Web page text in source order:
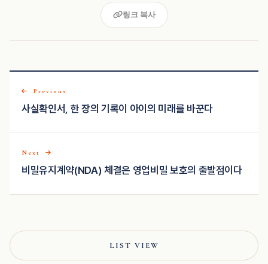
링크 복사
Previous
사실확인서, 한 장의 기록이 아이의 미래를 바꾼다
Next
비밀유지계약(NDA) 체결은 영업비밀 보호의 출발점이다
LIST VIEW